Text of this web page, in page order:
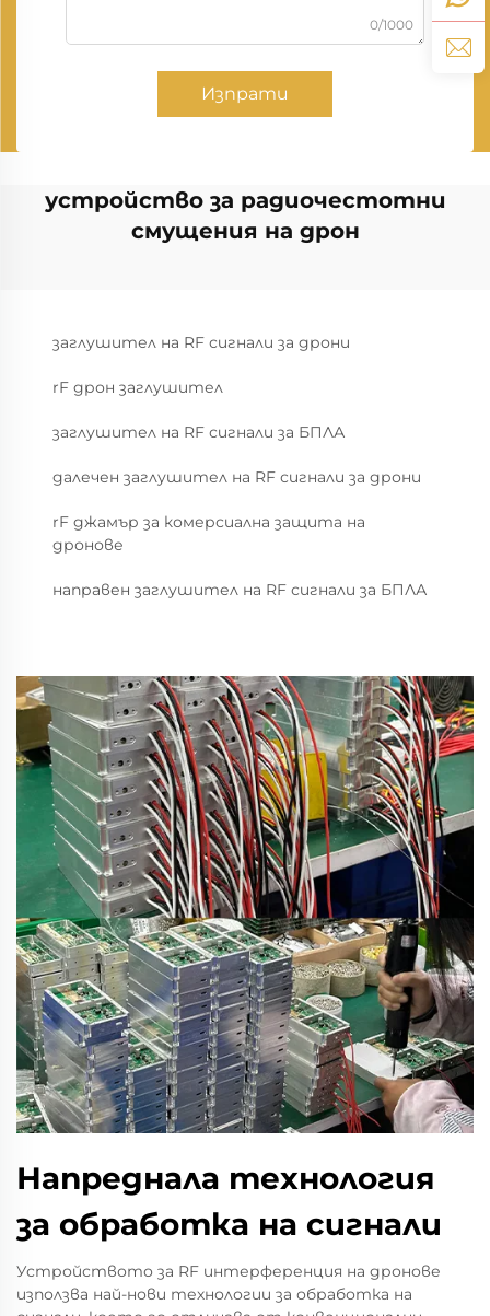
0/1000
Изпрати
устройство за радиочестотни
смущения на дрон
заглушител на RF сигнали за дрони
rF дрон заглушител
заглушител на RF сигнали за БПЛА
далечен заглушител на RF сигнали за дрони
rF джамър за комерсиална защита на
дронове
направен заглушител на RF сигнали за БПЛА
Напреднала технология
за обработка на сигнали
Устройството за RF интерференция на дронове
използва най-нови технологии за обработка на